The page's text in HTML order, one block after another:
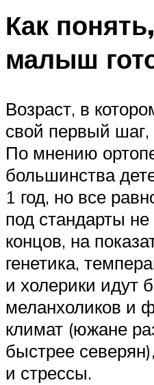
Как
малыш
Возраст, в
свой первый
По мнению
большинства
1 год, но все
под стандарты
концов, на
генетика,
и холерики идут
меланхоликов и
климат (южане
быстрее
и стрессы.